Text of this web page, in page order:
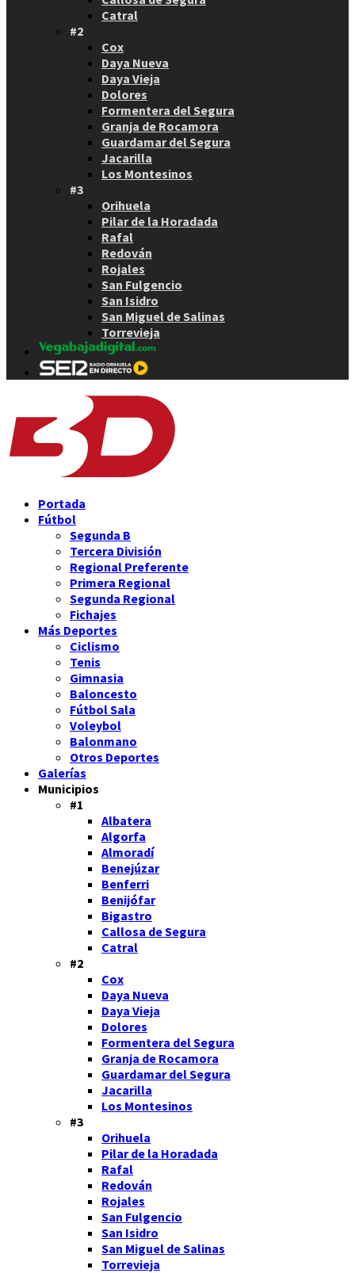
Catral
#2
Cox
Daya Nueva
Daya Vieja
Dolores
Formentera del Segura
Granja de Rocamora
Guardamar del Segura
Jacarilla
Los Montesinos
#3
Orihuela
Pilar de la Horadada
Rafal
Redován
Rojales
San Fulgencio
San Isidro
San Miguel de Salinas
Torrevieja
Portada
Fútbol
Segunda B
Tercera División
Regional Preferente
Primera Regional
Segunda Regional
Fichajes
Más Deportes
Ciclismo
Tenis
Gimnasia
Baloncesto
Fútbol Sala
Voleybol
Balonmano
Otros Deportes
Galerías
Municipios
#1
Albatera
Algorfa
Almoradí
Benejúzar
Benferri
Benijófar
Bigastro
Callosa de Segura
Catral
#2
Cox
Daya Nueva
Daya Vieja
Dolores
Formentera del Segura
Granja de Rocamora
Guardamar del Segura
Jacarilla
Los Montesinos
#3
Orihuela
Pilar de la Horadada
Rafal
Redován
Rojales
San Fulgencio
San Isidro
San Miguel de Salinas
Torrevieja